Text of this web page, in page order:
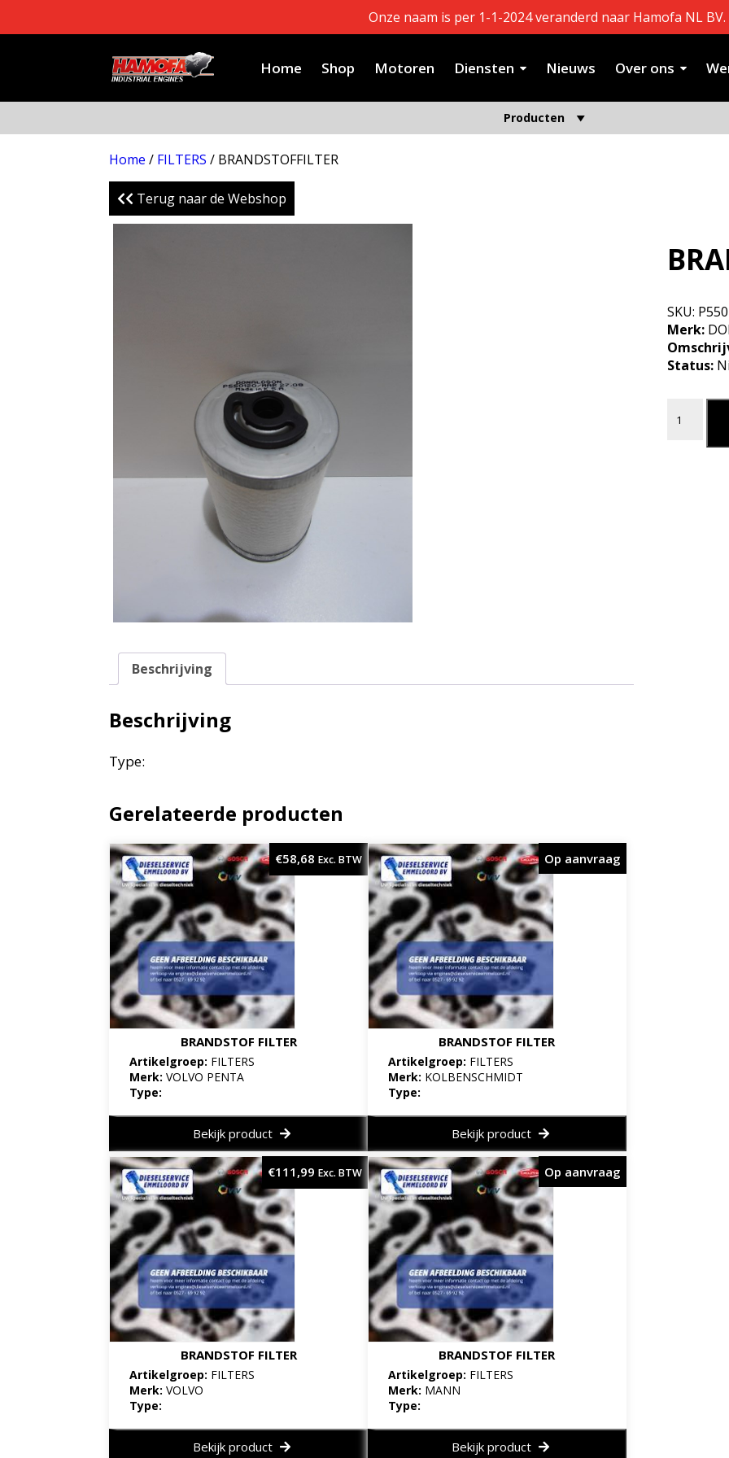
Onze naam is per 1-1-2024 veranderd naar Hamofa NL BV.
Home Shop Motoren Diensten Nieuws Over ons
Producten
Home / FILTERS / BRANDSTOFFILTER
Terug naar de Webshop
Beschrijving
Beschrijving
Type:
Gerelateerde producten
BRANDSTOF FILTER
Artikelgroep: FILTERS
Merk:VOLVO PENTA
Type:
€58,68 Exc. BTW
Bekijk product
BRANDSTOF FILTER
Artikelgroep: FILTERS
Merk: KOLBENSCHMIDT
Type:
Op aanvraag
Bekijk product
BRANDSTOF FILTER
Artikelgroep: FILTERS
Merk:VOLVO
Type:
€111,99 Exc. BTW
Bekijk product
BRANDSTOF FILTER
Artikelgroep: FILTERS
Merk: MANN
Type:
Op aanvraag
Bekijk product
SKU:
Merk:
Status: